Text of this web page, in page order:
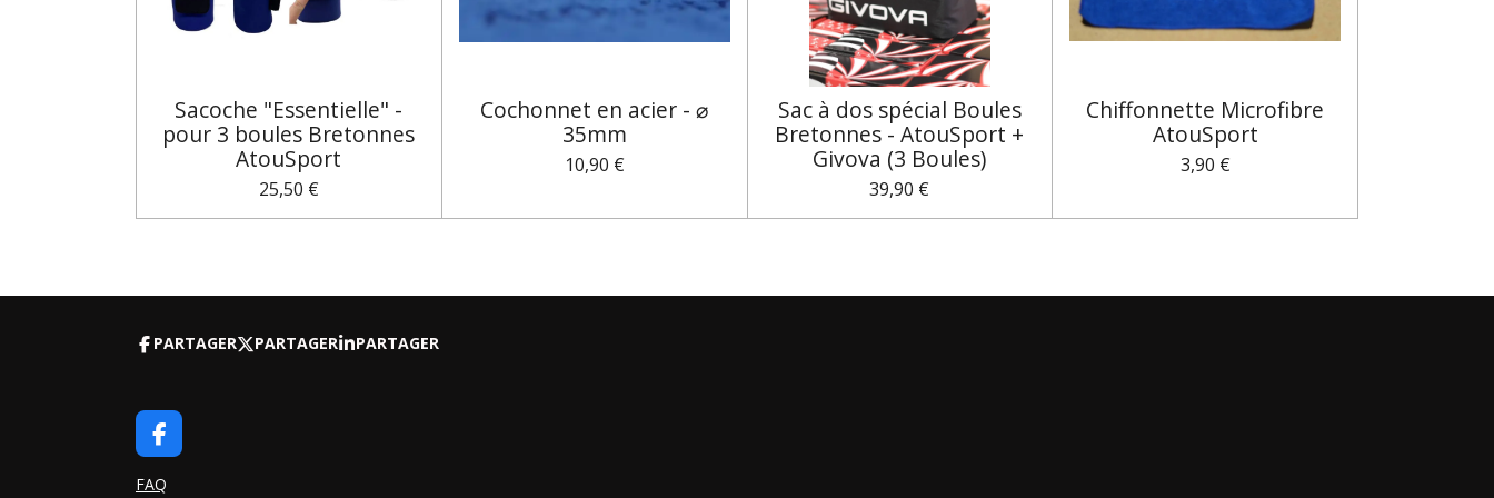
Sacoche "Essentielle" -
pour 3 boules Bretonnes
AtouSport
25,50 €
Cochonnet en acier - ⌀
35mm
10,90 €
Sac à dos spécial Boules
Bretonnes - AtouSport +
Givova (3 Boules)
39,90 €
Chiffonnette Microfibre
AtouSport
3,90 €
PARTAGER PARTAGER PARTAGER
F
A
C
FAQ